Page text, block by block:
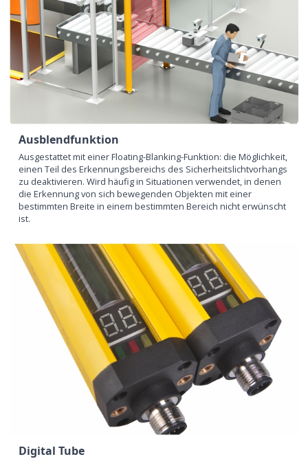
Ausblendfunktion
Ausgestattet mit einer Floating-Blanking-Funktion: die Möglichkeit,
einen Teil des Erkennungsbereichs des Sicherheitslichtvorhangs
zu deaktivieren. Wird häufig in Situationen verwendet, in denen
die Erkennung von sich bewegenden Objekten mit einer
bestimmten Breite in einem bestimmten Bereich nicht erwünscht
ist.
Digital Tube